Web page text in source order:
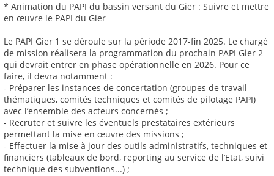
* Animation du PAPI du bassin versant du Gier : Suivre et mettre
en œuvre le PAPI du Gier
Le PAPI Gier 1 se déroule sur la période 2017-fin 2025. Le chargé
de mission réalisera la programmation du prochain PAPI Gier 2
qui devrait entrer en phase opérationnelle en 2026. Pour ce
faire, il devra notamment :
- Préparer les instances de concertation (groupes de travail
thématiques, comités techniques et comités de pilotage PAPI)
avec l’ensemble des acteurs concernés ;
- Recruter et suivre les éventuels prestataires extérieurs
permettant la mise en œuvre des missions ;
- Effectuer la mise à jour des outils administratifs, techniques et
financiers (tableaux de bord, reporting au service de l’Etat, suivi
technique des subventions...) ;